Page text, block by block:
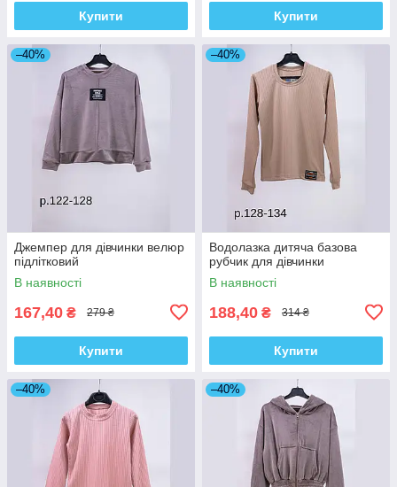
Купити Купити
–40%
Джемпер для дівчинки велюр
підлітковий
В наявності
167,40 ₴ 279 ₴
Купити
–40%
Водолазка дитяча базова
рубчик для дівчинки
В наявності
188,40 ₴ 314 ₴
Купити
–40% –40%